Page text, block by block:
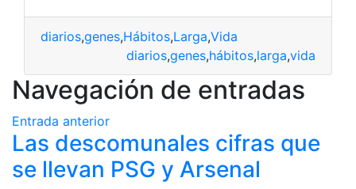
diarios,genes,Hábitos,Larga,Vida
diarios,genes,hábitos,larga,vida
Navegación de entradas
Entrada anterior
Las descomunales cifras que
se llevan PSG y Arsenal